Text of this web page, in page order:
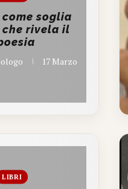
soglia
rivela il
17 Marzo
LIBRI